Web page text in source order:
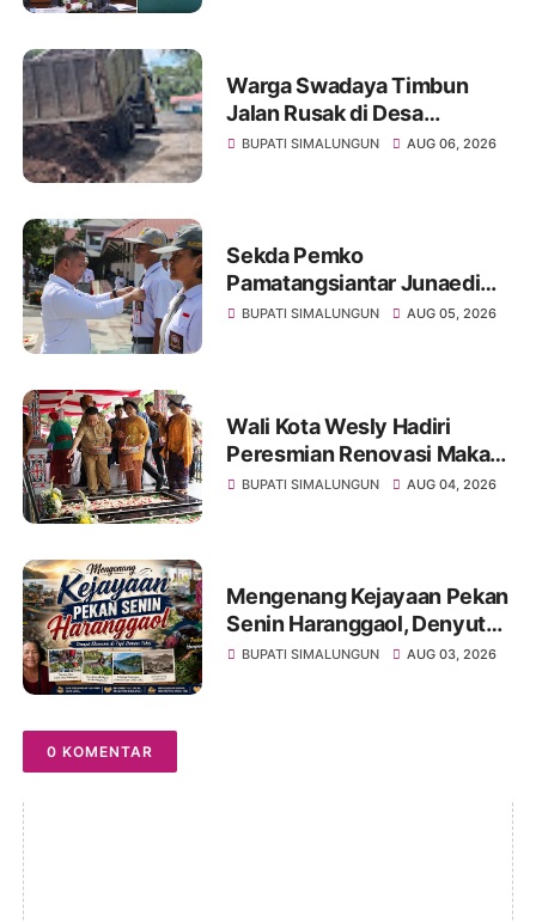
Warga Swadaya Timbun
Jalan Rusak di Desa
Sibangun Mariah, Harapkan
BUPATI SIMALUNGUN AUG 06, 2026
Sekda Pemko
Pamatangsiantar Junaedi
Pembina Upacara
BUPATI SIMALUNGUN AUG 05, 2026
Wali Kota Wesly Hadiri
Peresmian Renovasi Makam
dr. Djasamen Saragih, Ajak
BUPATI SIMALUNGUN AUG 04, 2026
Mengenang Kejayaan Pekan
Senin Haranggaol, Denyut
Ekonomi di Tepi Danau Toba
BUPATI SIMALUNGUN AUG 03, 2026
0 KOMENTAR